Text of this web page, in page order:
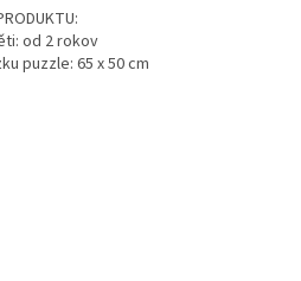
od 2 rokov
puzzle: 65 x 50 cm